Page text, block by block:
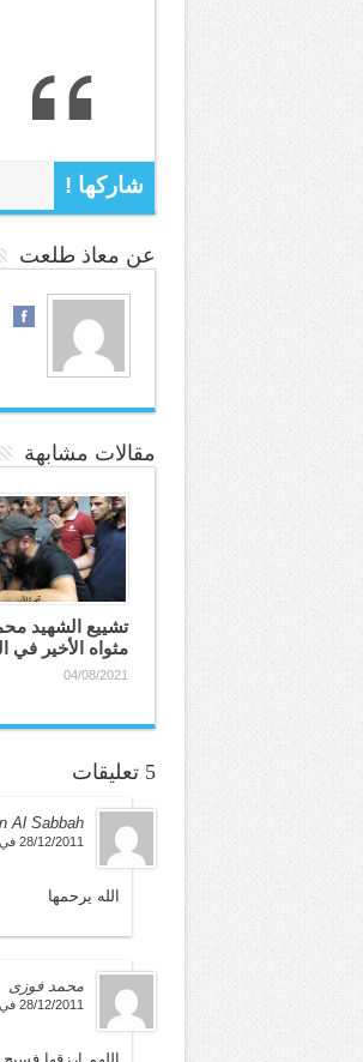
شاركها !
عن معاذ طلعت
مقالات مشابهة
تشييع الشهيد
مثواه الأخير في
04/08/2021
5 تعليقات
Al Sabbah
28/12/2011 في 12:19 ص
الله يرحمها
محمد فوزى
28/12/2011 في 4:48 م